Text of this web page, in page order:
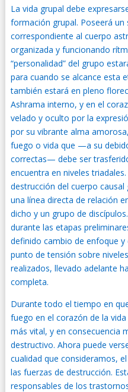
La vida grupal debe
formación grupal. Poseerá un
correspondiente al cuerpo
organizada y funcionando
“personalidad” del grupo
para cuando se alcance esta
también estará en pleno
Ashrama interno, y en el
velado y oculto por la
por su vibrante alma
fuego o vida que —a su
correctas— debe ser
encuentra en niveles
destrucción del cuerpo
una línea directa de relación
dicho y un grupo de
durante las etapas
definido cambio de enfoque
punto de tensión sobre
realizados, llevado adelante
completa.
Durante todo el tiempo en
fuego en el corazón de la
más vital, y en consecuencia
destructivo. Ahora puede
cualidad que consideramos,
las fuerzas de destrucción.
responsables de los